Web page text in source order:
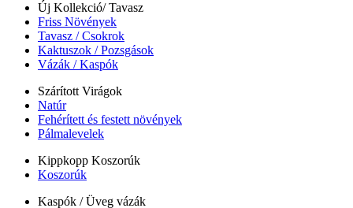
Új Kollekció/ Tavasz
Friss Növények
Tavasz / Csokrok
Kaktuszok / Pozsgások
Vázák / Kaspók
Szárított Virágok
Natúr
Fehérített és festett növények
Pálmalevelek
Kippkopp Koszorúk
Koszorúk
Kaspók / Üveg vázák